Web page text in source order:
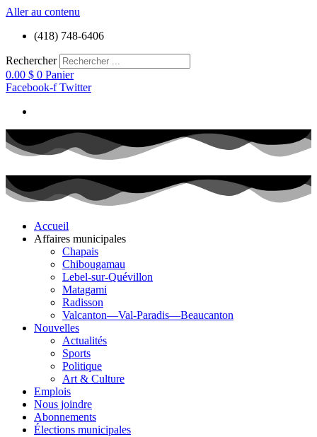
Aller au contenu
(418) 748-6406
Rechercher
0.00 $ 0 Panier
Facebook-f Twitter
Accueil
Affaires municipales
Chapais
Chibougamau
Lebel-sur-Quévillon
Matagami
Radisson
Valcanton—Val-Paradis—Beaucanton
Nouvelles
Actualités
Sports
Politique
Art & Culture
Emplois
Nous joindre
Abonnements
Élections municipales